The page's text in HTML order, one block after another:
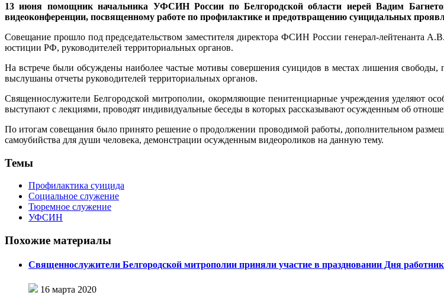
13 июня помощник начальника УФСИН России по Белгородской области иерей Вадим
видеоконференции, посвященному работе по профилактике и предотвращению суицидальных
Совещание прошло под председательством заместителя директора ФСИН России генерал-лейтенанта
юстиции РФ, руководителей территориальных органов.
На встрече были обсуждены наиболее частые мотивы совершения суицидов в местах лишения
выслушаны отчеты руководителей территориальных органов.
Священнослужители Белгородской митрополии, окормляющие пенитенциарные учреждения уделяют
выступают с лекциями, проводят индивидуальные беседы в которых рассказывают осужденным об
По итогам совещания было принято решение о продолжении проводимой работы, дополнительном
самоубийства для души человека, демонстрации осужденным видеороликов на данную тему.
Темы
Профилактика суицида
Социальное служение
Тюремное служение
УФСИН
Похожие материалы
Священнослужители Белгородской митрополии приняли участие в праздновании Дня
16 марта 2020